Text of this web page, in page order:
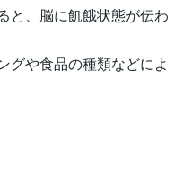
と、脳に飢餓状態が伝わ
グや食品の種類などによ